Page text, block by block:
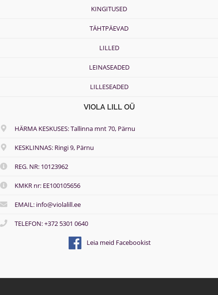
KINGITUSED
TÄHTPÄEVAD
LILLED
LEINASEADED
LILLESEADED
VIOLA LILL OÜ
HÄRMA KESKUSES: Tallinna mnt 70, Pärnu
KESKLINNAS: Ringi 9, Pärnu
REG. NR: 10123962
KMKR nr: EE100105656
EMAIL: info@violalill.ee
TELEFON: +372 5301 0640
Leia meid Facebookist